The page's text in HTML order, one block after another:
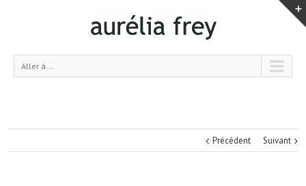
Aller à...
Précédent Suivant